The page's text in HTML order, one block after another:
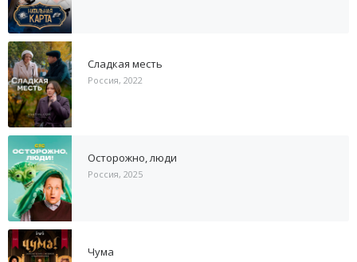
Сладкая месть
Россия, 2022
Осторожно, люди
Россия, 2025
Чума